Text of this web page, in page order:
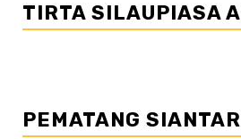
TIRTA SILAUPIASA
PEMATANG SIANTAR